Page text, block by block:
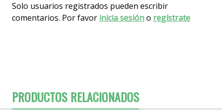
Solo usuarios registrados pueden escribir
comentarios. Por favor inicia sesióno regístrate
PRODUCTOS RELACIONADOS